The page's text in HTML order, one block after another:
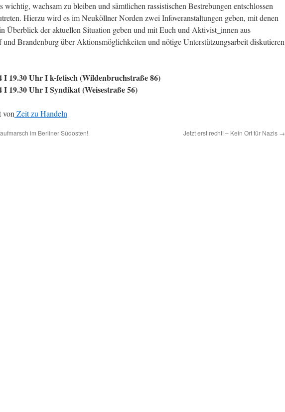
wichtig, wachsam zu bleiben und sämtlichen rassistischen Bestrebungen entschlossen
Hierzu wird es im Neuköllner Norden zwei Infoveranstaltungen geben, mit denen
Überblick der aktuellen Situation geben und mit Euch und Aktivist_innen aus
und Brandenburg über Aktionsmöglichkeiten und nötige Unterstützungsarbeit diskutieren
I 19.30 Uhr I k-fetisch (Wildenbruchstraße 86)
I 19.30 Uhr I Syndikat (Weisestraße 56)
von Zeit zu Handeln
im Berliner Südosten! Jetzt erst recht! – Kein Ort für Nazis →